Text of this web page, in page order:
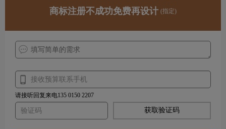
商标注册不成功免费再设计 (指定)
请接听回复来电135 0150 2207
获取验证码